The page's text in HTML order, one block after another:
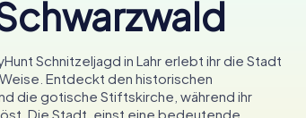
Schnitzeljagd in Lahr erlebt ihr die Stadt
Entdeckt den historischen
die gotische Stiftskirche, während ihr
Die Stadt, einst eine bedeutende